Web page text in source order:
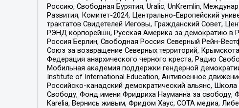
Россию, Свободная Бурятия, Uralic, UnKremlin,
Развития, Комитет-2024, Центрально-Европейский
трактатов Свидетелей Иеговы, Гражданский Совет,
РЭНД корпорейшн, Русская Америка за демократию в
Россия Берлин, Свободная Россия Северный Рейн-
Союз за возвращение Северных территорий,
Федерация анархического черного креста, Радио
Мобильная академия поддержки гендерной
Institute of International Education, Антивоенное
Российско-канадский демократический альянс,
Свободу, Фонд имени Фридриха Науманна за свободу,
Karelia, Вернись живым, Фридом Хаус, СОТА медиа,